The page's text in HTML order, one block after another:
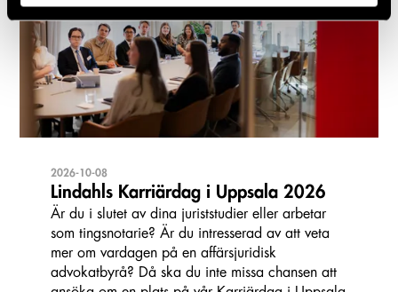
2026-10-08
Lindahls Karriärdag i Uppsala 2026
Är du i slutet av dina juriststudier eller arbetar
som tingsnotarie? Är du intresserad av att veta
mer om vardagen på en affärsjuridisk
advokatbyrå? Då ska du inte missa chansen att